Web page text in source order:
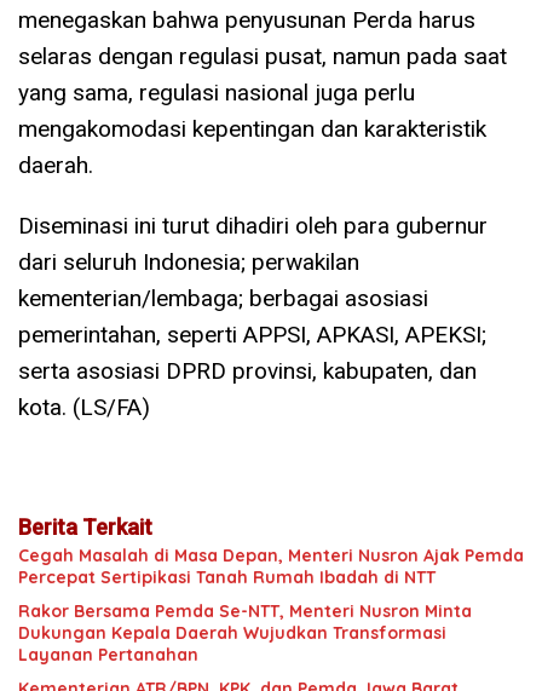
menegaskan bahwa penyusunan Perda harus
selaras dengan regulasi pusat, namun pada saat
yang sama, regulasi nasional juga perlu
mengakomodasi kepentingan dan karakteristik
daerah.
Diseminasi ini turut dihadiri oleh para gubernur
dari seluruh Indonesia; perwakilan
kementerian/lembaga; berbagai asosiasi
pemerintahan, seperti APPSI, APKASI, APEKSI;
serta asosiasi DPRD provinsi, kabupaten, dan
kota. (LS/FA)
Berita Terkait
Cegah Masalah di Masa Depan, Menteri Nusron Ajak Pemda
Percepat Sertipikasi Tanah Rumah Ibadah di NTT
Rakor Bersama Pemda Se-NTT, Menteri Nusron Minta
Dukungan Kepala Daerah Wujudkan Transformasi
Layanan Pertanahan